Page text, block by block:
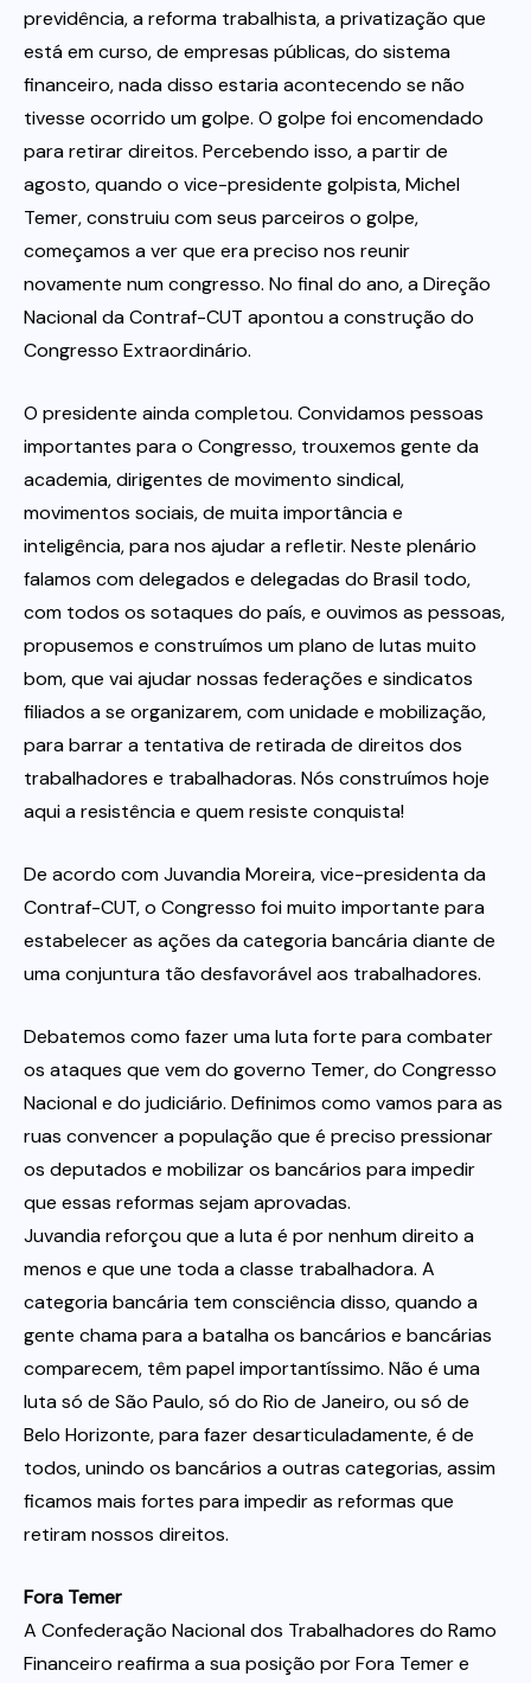
previdência, a reforma trabalhista, a privatização que
está em curso, de empresas públicas, do sistema
financeiro, nada disso estaria acontecendo se não
tivesse ocorrido um golpe. O golpe foi encomendado
para retirar direitos. Percebendo isso, a partir de
agosto, quando o vice-presidente golpista, Michel
Temer, construiu com seus parceiros o golpe,
começamos a ver que era preciso nos reunir
novamente num congresso. No final do ano, a Direção
Nacional da Contraf-CUT apontou a construção do
Congresso Extraordinário. 
O presidente ainda completou. Convidamos pessoas
importantes para o Congresso, trouxemos gente da
academia, dirigentes de movimento sindical,
movimentos sociais, de muita importância e
inteligência, para nos ajudar a refletir. Neste plenário
falamos com delegados e delegadas do Brasil todo,
com todos os sotaques do país, e ouvimos as pessoas,
propusemos e construímos um plano de lutas muito
bom, que vai ajudar nossas federações e sindicatos
filiados a se organizarem, com unidade e mobilização,
para barrar a tentativa de retirada de direitos dos
trabalhadores e trabalhadoras. Nós construímos hoje
aqui a resistência e quem resiste conquista!
De acordo com Juvandia Moreira, vice-presidenta da
Contraf-CUT, o Congresso foi muito importante para
estabelecer as ações da categoria bancária diante de
uma conjuntura tão desfavorável aos trabalhadores.
Debatemos como fazer uma luta forte para combater
os ataques que vem do governo Temer, do Congresso
Nacional e do judiciário. Definimos como vamos para as
ruas convencer a população que é preciso pressionar
os deputados e mobilizar os bancários para impedir
que essas reformas sejam aprovadas.
Juvandia reforçou que a luta é por nenhum direito a
menos e que une toda a classe trabalhadora. A
categoria bancária tem consciência disso, quando a
gente chama para a batalha os bancários e bancárias
comparecem, têm papel importantíssimo. Não é uma
luta só de São Paulo, só do Rio de Janeiro, ou só de
Belo Horizonte, para fazer desarticuladamente, é de
todos, unindo os bancários a outras categorias, assim
ficamos mais fortes para impedir as reformas que
retiram nossos direitos.
Fora Temer
A Confederação Nacional dos Trabalhadores do Ramo
Financeiro reafirma a sua posição por Fora Temer e